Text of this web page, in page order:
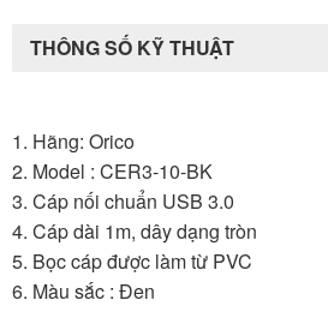
THÔNG SỐ KỸ THUẬT
1. Hãng: Orico
2. Model : CER3-10-BK
3. Cáp nối chuẩn USB 3.0
4. Cáp dài 1m, dây dạng tròn
5. Bọc cáp được làm từ PVC
6. Màu sắc : Đen